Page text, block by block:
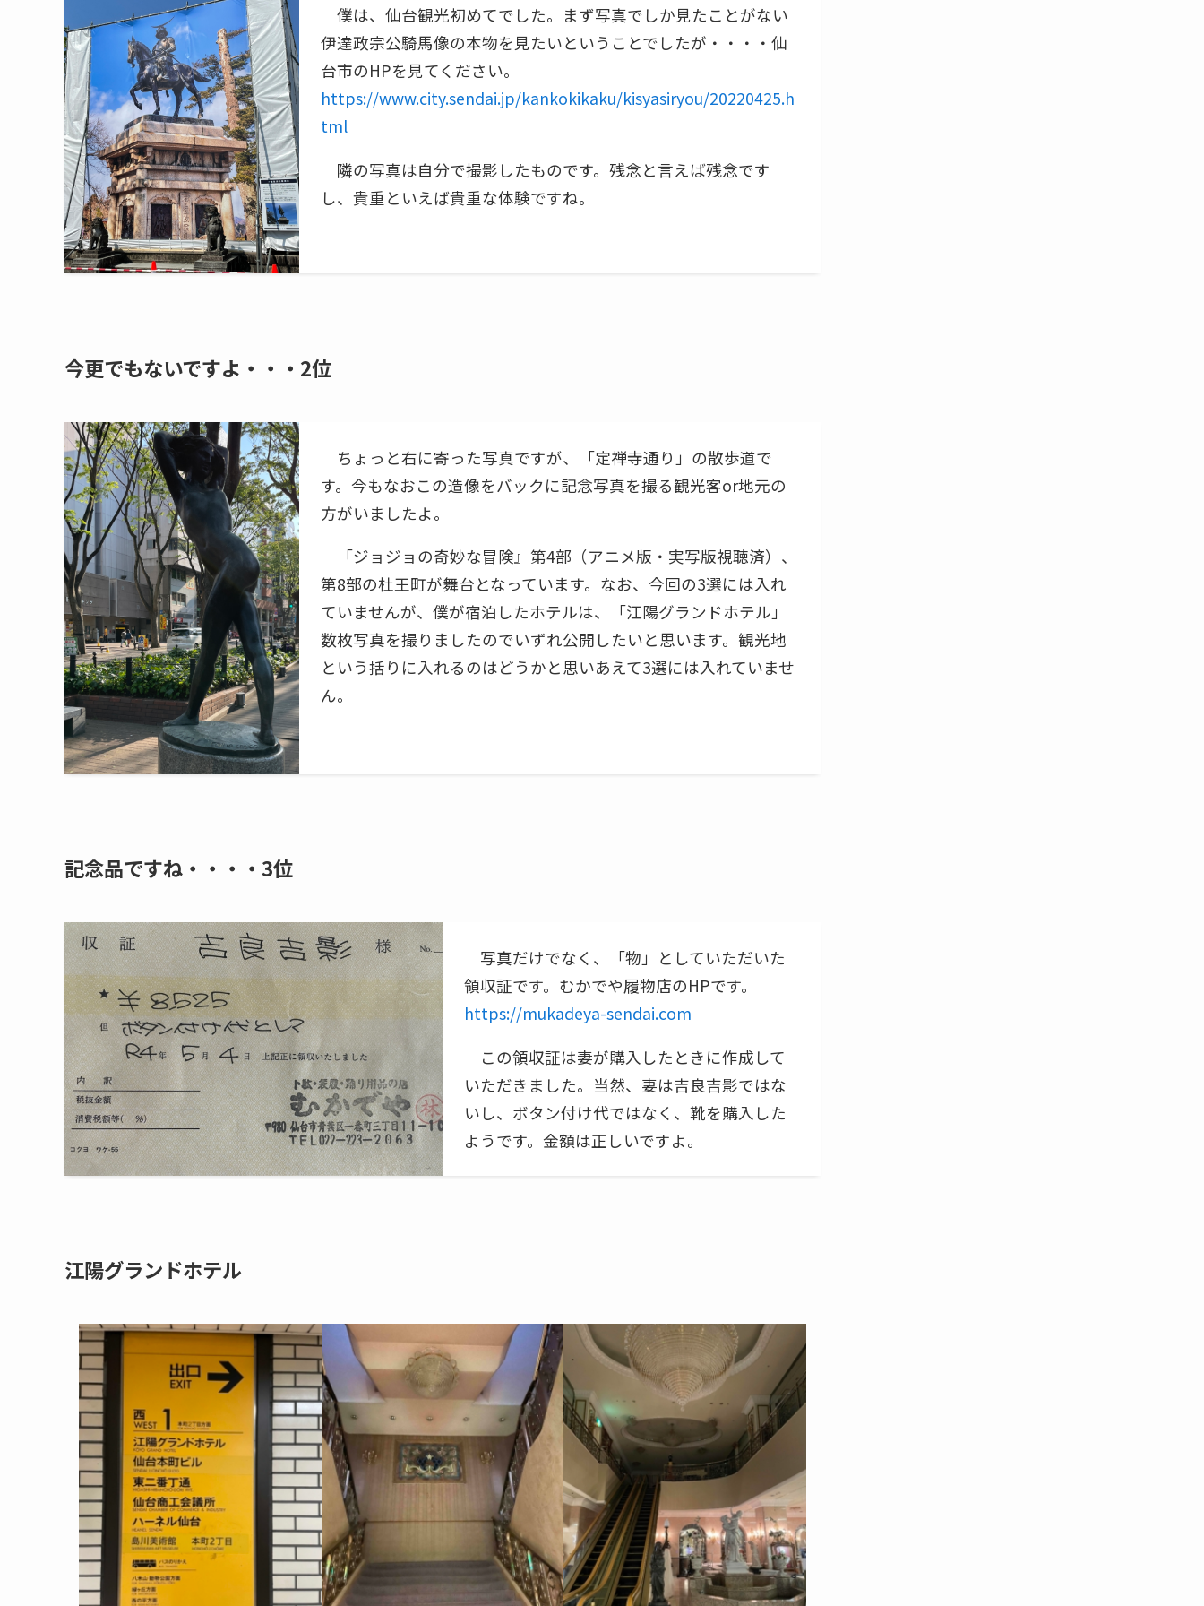
僕は、仙台観光初めてでした。まず写真でしか見たことがない
伊達政宗公騎馬像の本物を見たいということでしたが・・・・仙
台市のHPを見てください。
https://www.city.sendai.jp/kankokikaku/kisyasiryou/20220425.h
tml
隣の写真は自分で撮影したものです。残念と言えば残念です
し、貴重といえば貴重な体験ですね。
今更でもないですよ・・・2位
ちょっと右に寄った写真ですが、「定禅寺通り」の散歩道で
す。今もなおこの造像をバックに記念写真を撮る観光客or地元の
方がいましたよ。
「ジョジョの奇妙な冒険』第4部（アニメ版・実写版視聴済）、
第8部の杜王町が舞台となっています。なお、今回の3選には入れ
ていませんが、僕が宿泊したホテルは、「江陽グランドホテル」
数枚写真を撮りましたのでいずれ公開したいと思います。観光地
という括りに入れるのはどうかと思いあえて3選には入れていませ
ん。
記念品ですね・・・・3位
写真だけでなく、「物」としていただいた
領収証です。むかでや履物店のHPです。
https://mukadeya-sendai.com
この領収証は妻が購入したときに作成して
いただきました。当然、妻は吉良吉影ではな
いし、ボタン付け代ではなく、靴を購入した
ようです。金額は正しいですよ。
江陽グランドホテル